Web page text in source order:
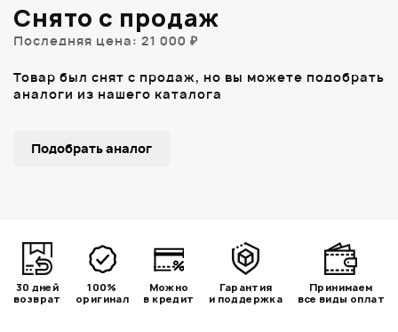
Снято с продаж
Последняя цена: 21 000 ₽
Товар был снят с продаж, но вы можете подобрать
аналоги из нашего каталога
Подобрать аналог
30 дней
возврат
100%
оригинал
Можно
в кредит
Гарантия
и поддержка
Принимаем
все виды оплат